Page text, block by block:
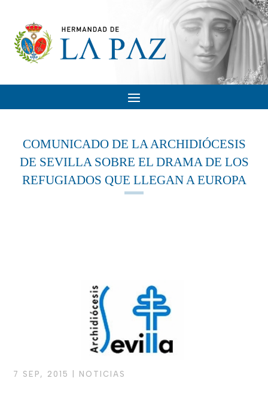
COMUNICADO DE LA ARCHIDIÓCESIS
DE SEVILLA SOBRE EL DRAMA DE LOS
REFUGIADOS QUE LLEGAN A EUROPA
7 SEP, 2015 NOTICIAS